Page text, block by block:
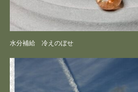
水分補給 冷えのぼせ